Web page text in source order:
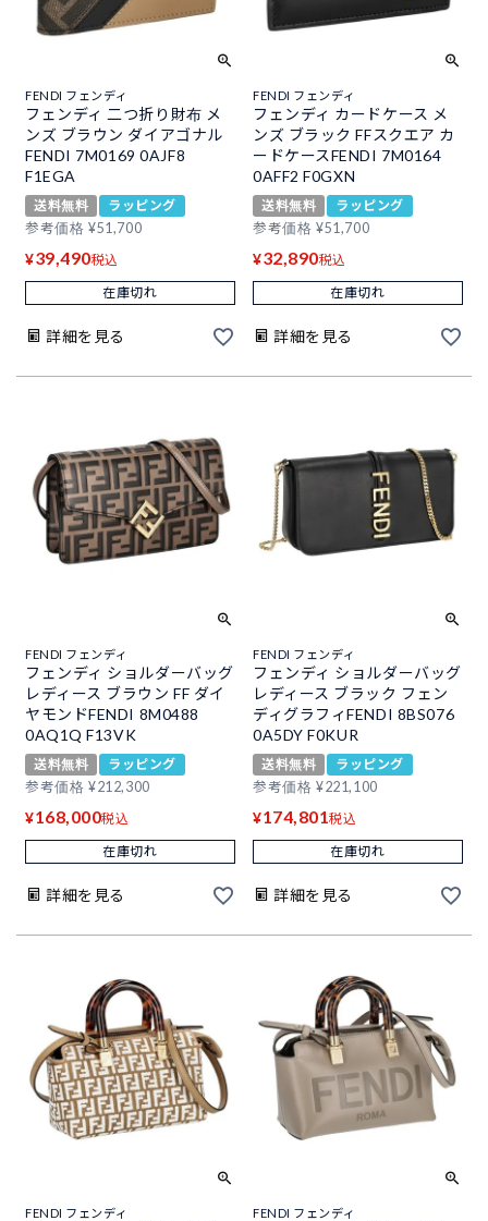
FENDI フェンディ
フェンディ 二つ折り財布 メ
ンズ ブラウン ダイアゴナル
FENDI 7M0169 0AJF8
F1EGA
送料無料
ラッピング
参考価格 ¥51,700
¥39,490税込
在庫切れ
詳細を見る
FENDI フェンディ
フェンディ カードケース メ
ンズ ブラック FFスクエア カ
ードケースFENDI 7M0164
0AFF2 F0GXN
送料無料
ラッピング
参考価格 ¥51,700
¥32,890税込
在庫切れ
詳細を見る
FENDI フェンディ
フェンディ ショルダーバッグ
レディース ブラウン FF ダイ
ヤモンドFENDI 8M0488
0AQ1Q F13VK
送料無料
ラッピング
参考価格 ¥212,300
¥168,000税込
在庫切れ
詳細を見る
FENDI フェンディ
フェンディ ショルダーバッグ
レディース ブラック フェン
ディグラフィFENDI 8BS076
0A5DY F0KUR
送料無料
ラッピング
参考価格 ¥221,100
¥174,801税込
在庫切れ
詳細を見る
FENDI フェンディ FENDI フェンディ